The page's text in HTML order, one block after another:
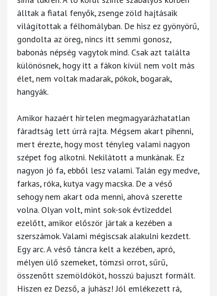
álltak a fiatal fenyők, zsenge zöld hajtásaik
világítottak a félhomályban. De hisz ez gyönyörű,
gondolta az öreg, nincs itt semmi gonosz,
babonás népség vagytok mind. Csak azt találta
különösnek, hogy itt a fákon kívül nem volt más
élet, nem voltak madarak, pókok, bogarak,
hangyák.
Amikor hazaért hirtelen megmagyarázhatatlan
fáradtság lett úrrá rajta. Mégsem akart pihenni,
mert érezte, hogy most tényleg valami nagyon
szépet fog alkotni. Nekilátott a munkának. Ez
nagyon jó fa, ebből lesz valami. Talán egy medve,
farkas, róka, kutya vagy macska. De a véső
sehogy nem akart oda menni, ahová szerette
volna. Olyan volt, mint sok-sok évtizeddel
ezelőtt, amikor először jártak a kezében a
szerszámok. Valami mégiscsak alakulni kezdett.
Egy arc. A véső táncra kelt a kezében, apró,
mélyen ülő szemeket, tömzsi orrot, sűrű,
összenőtt szemöldököt, hosszú bajuszt formált.
Hiszen ez Dezső, a juhász! Jól emlékezett rá,